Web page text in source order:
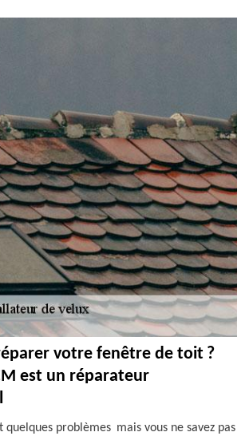
votre fenêtre de toit ?
est un réparateur
quelques problèmes mais vous ne savez pas